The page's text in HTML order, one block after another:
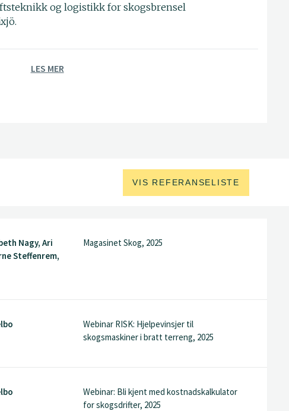
og logistikk for skogsbrensel
LES MER
VIS REFERANSELISTE
Nagy, Ari
Steffenrem,
Magasinet Skog, 2025
Webinar RISK: Hjelpevinsjer til
skogsmaskiner i bratt terreng, 2025
Webinar: Bli kjent med kostnadskalkulator
for skogsdrifter, 2025